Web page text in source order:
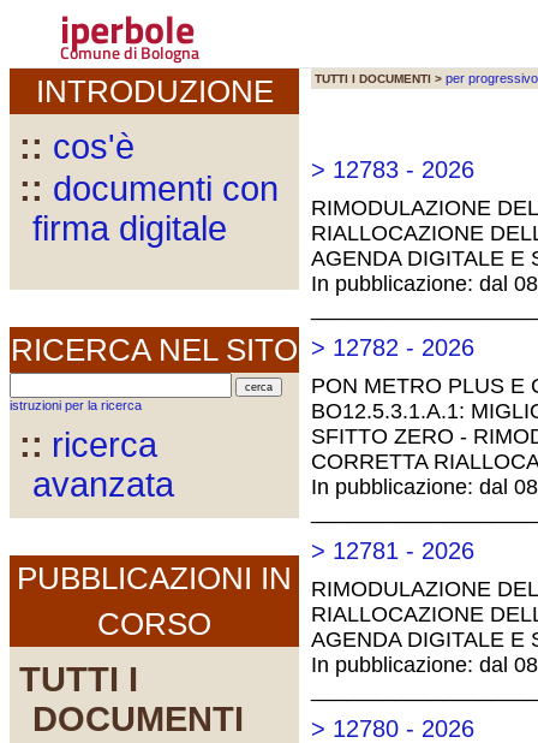
iperbole
Comune di Bologna
INTRODUZIONE
:: cos'è
:: documenti con
firma digitale
RICERCA NEL SITO
istruzioni per la ricerca
:: ricerca
avanzata
PUBBLICAZIONI IN
CORSO
TUTTI I
DOCUMENTI
TUTTI I DOCUMENTI > per progressivo
> 12783 - 2026
RIMODULAZIONE
RIALLOCAZIONE
AGENDA DIGITALE E
In pubblicazione: dal
> 12782 - 2026
PON METRO PLUS E
BO12.5.3.1.A.1:
SFITTO ZERO -
CORRETTA
In pubblicazione: dal
> 12781 - 2026
RIMODULAZIONE
RIALLOCAZIONE
AGENDA DIGITALE E
In pubblicazione: dal
> 12780 - 2026